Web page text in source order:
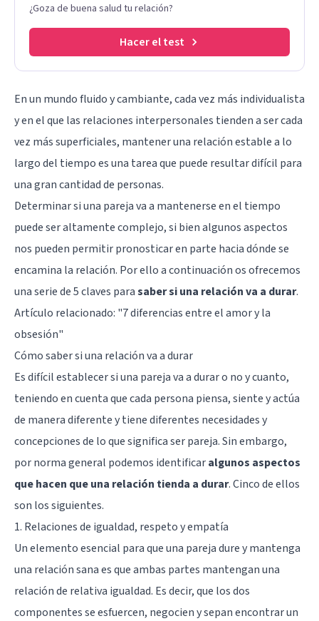
¿Goza de buena salud tu relación?
Hacer el test
En un mundo fluido y cambiante, cada vez más individualista
y en el que las relaciones interpersonales tienden a ser cada
vez más superficiales, mantener una relación estable a lo
largo del tiempo es una tarea que puede resultar difícil para
una gran cantidad de personas.
Determinar si una pareja va a mantenerse en el tiempo
puede ser altamente complejo, si bien algunos aspectos
nos pueden permitir pronosticar en parte hacia dónde se
encamina la relación. Por ello a continuación os ofrecemos
una serie de 5 claves parasaber si una relación va a durar.
Artículo relacionado: "7 diferencias entre el amor y la
obsesión"
Cómo saber si una relación va a durar
Es difícil establecer si una pareja va a durar o no y cuanto,
teniendo en cuenta que cada persona piensa, siente y actúa
de manera diferente y tiene diferentes necesidades y
concepciones de lo que significa ser pareja. Sin embargo,
por norma general podemos identificaralgunos aspectos
que hacen que una relación tienda a durar. Cinco de ellos
son los siguientes.
1. Relaciones de igualdad, respeto y empatía
Un elemento esencial para que una pareja dure y mantenga
una relación sana es que ambas partes mantengan una
relación de relativa igualdad. Es decir, que los dos
componentes se esfuercen, negocien y sepan encontrar un